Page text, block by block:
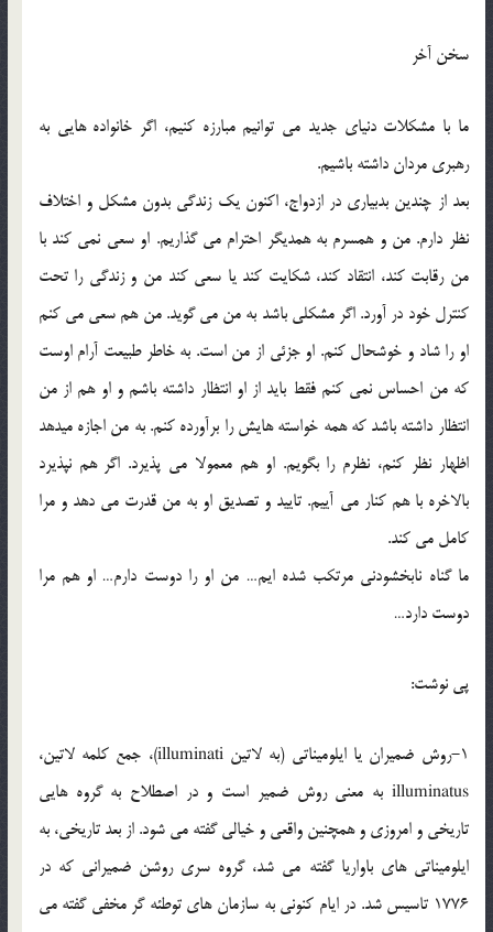
سخن آخر
ما با مشكلات دنياي جديد مي توانيم مبارزه كنيم، اگر خانواده هايي به
رهبري مردان داشته باشيم.
بعد از چندين بدبياري در ازدواج، اكنون يك زندگي بدون مشكل و اختلاف
نظر دارم. من و همسرم به همديگر احترام مي گذاريم. او سعي نمي كند با
من رقابت كند، انتقاد كند، شكايت كند يا سعي كند من و زندگي را تحت
كنترل خود در آورد. اگر مشكلي باشد به من مي گويد. من هم سعي مي كنم
او را شاد و خوشحال كنم. او جزئي از من است. به خاطر طبيعت آرام اوست
كه من احساس نمي كنم فقط بايد از او انتظار داشته باشم و او هم از من
انتظار داشته باشد كه همه خواسته هايش را برآورده كنم. به من اجازه ميدهد
اظهار نظر كنم، نظرم را بگويم. او هم معمولا مي پذيرد. اگر هم نپذيرد
بالاخره با هم كنار مي آييم. تاييد و تصديق او به من قدرت مي دهد و مرا
كامل مي كند.
ما گناه نابخشودني مرتكب شده ايم… من او را دوست دارم… او هم مرا
دوست دارد…
پي نوشت:
1-روش ضميران يا ايلوميناتي (به لاتين illuminati)، جمع كلمه لاتين،
illuminatus به معني روش ضمير است و در اصطلاح به گروه هايي
تاريخي و امروزي و همچنين واقعي و خيالي گفته مي شود. از بعد تاريخي، به
ايلوميناتي هاي باواريا گفته مي شد، گروه سري روشن ضميراني كه در
1776 تاسيس شد. در ايام كنوني به سازمان هاي توطئه گر مخفي گفته مي